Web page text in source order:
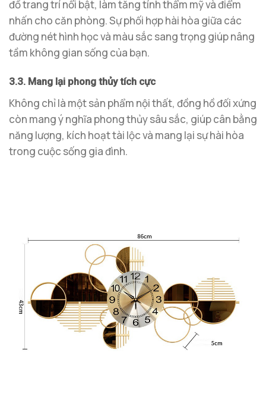
đồ trang trí nổi bật, làm tăng tính thẩm mỹ và điểm
nhấn cho căn phòng. Sự phối hợp hài hòa giữa các
đường nét hình học và màu sắc sang trọng giúp nâng
tầm không gian sống của bạn.
3.3. Mang lại phong thủy tích cực
Không chỉ là một sản phẩm nội thất, đồng hồ đối xứng
còn mang ý nghĩa phong thủy sâu sắc, giúp cân bằng
năng lượng, kích hoạt tài lộc và mang lại sự hài hòa
trong cuộc sống gia đình.